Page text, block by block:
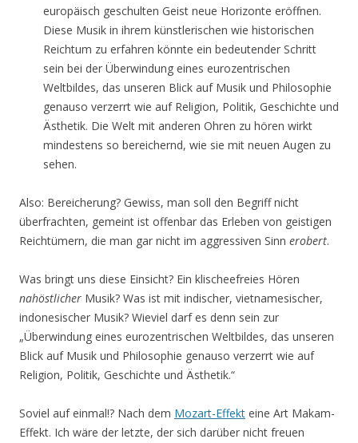
europäisch geschulten Geist neue Horizonte eröffnen.
Diese Musik in ihrem künstlerischen wie historischen
Reichtum zu erfahren könnte ein bedeutender Schritt
sein bei der Überwindung eines eurozentrischen
Weltbildes, das unseren Blick auf Musik und Philosophie
genauso verzerrt wie auf Religion, Politik, Geschichte und
Ästhetik. Die Welt mit anderen Ohren zu hören wirkt
mindestens so bereichernd, wie sie mit neuen Augen zu
sehen.
Also: Bereicherung? Gewiss, man soll den Begriff nicht
überfrachten, gemeint ist offenbar das Erleben von geistigen
Reichtümern, die man gar nicht im aggressiven Sinn erobert.
Was bringt uns diese Einsicht? Ein klischeefreies Hören
nahöstlicher Musik? Was ist mit indischer, vietnamesischer,
indonesischer Musik? Wieviel darf es denn sein zur
„Überwindung eines eurozentrischen Weltbildes, das unseren
Blick auf Musik und Philosophie genauso verzerrt wie auf
Religion, Politik, Geschichte und Ästhetik.“
Soviel auf einmal!? Nach dem Mozart-Effekt eine Art Makam-
Effekt. Ich wäre der letzte, der sich darüber nicht freuen